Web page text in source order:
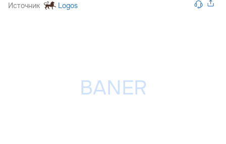
Источник Logos